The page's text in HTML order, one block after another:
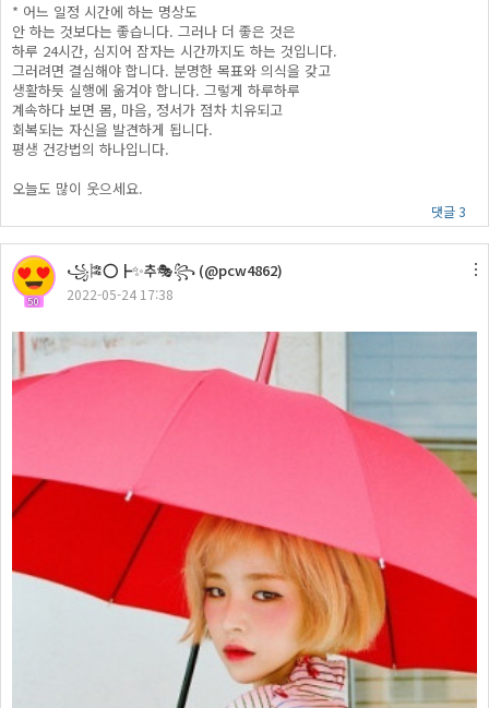
* 어느 일정 시간에 하는 명상도
안 하는 것보다는 좋습니다. 그러나 더 좋은 것은
하루 24시간, 심지어 잠자는 시간까지도 하는 것입니다.
그러려면 결심해야 합니다. 분명한 목표와 의식을 갖고
생활하듯 실행에 옮겨야 합니다. 그렇게 하루하루
계속하다 보면 몸, 마음, 정서가 점차 치유되고
회복되는 자신을 발견하게 됩니다.
평생 건강법의 하나입니다.
오늘도 많이 웃으세요.
댓글 3
50
꧁🎏⭕┣✨추🎭꧂ (@pcw4862)
2022-05-24 17:38